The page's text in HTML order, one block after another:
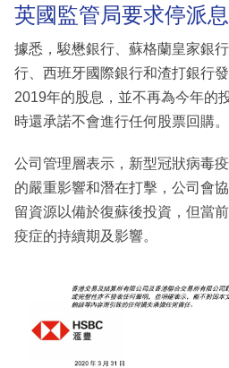
英國監管局要求停派息
據悉，駿懋銀行、蘇格蘭皇家銀
行、西班牙國際銀行和渣打銀行
2019年的股息，並不再為今年的
時還承諾不會進行任何股票回購。
公司管理層表示，新型冠狀病毒
的嚴重影響和潛在打擊，公司會
留資源以備於復蘇後投資，但當
疫症的持續期及影響。